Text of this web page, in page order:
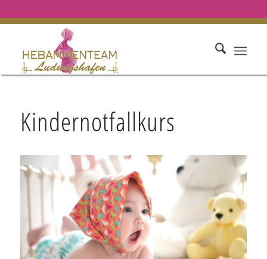
Kindernotfallkurs